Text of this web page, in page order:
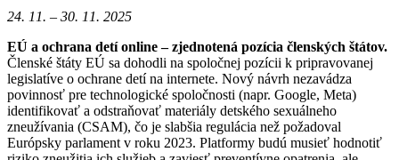
24. 11. – 30. 11. 2025
EÚ a ochrana detí online – zjednotená pozícia členských štátov.
Členské štáty EÚ sa dohodli na spoločnej pozícii k pripravovanej
legislatíve o ochrane detí na internete. Nový návrh nezavádza
povinnosť pre technologické spoločnosti (napr. Google, Meta)
identifikovať a odstraňovať materiály detského sexuálneho
zneužívania (CSAM), čo je slabšia regulácia než požadoval
Európsky parlament v roku 2023. Platformy budú musieť hodnotiť